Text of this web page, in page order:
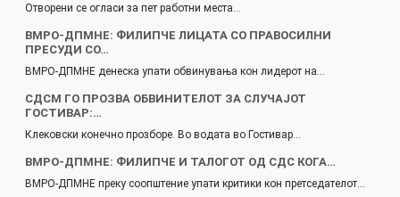
Отворени се огласи за пет работни места…
ВМРО-ДПМНЕ: ФИЛИПЧЕ ЛИЦАТА СО ПРАВОСИЛНИ
ПРЕСУДИ СО…
ВМРО-ДПМНЕ денеска упати обвинувања кон лидерот на…
СДСМ ГО ПРОЗВА ОБВИНИТЕЛОТ ЗА СЛУЧАЈОТ
ГОСТИВАР:…
Клековски конечно прозборе. Во водата во Гостивар…
ВМРО-ДПМНЕ: ФИЛИПЧЕ И ТАЛОГОТ ОД СДС КОГА…
ВМРО-ДПМНЕ преку соопштение упати критики кон претседателот…